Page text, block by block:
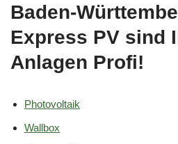
Baden-
Express PV sind
Anlagen Profi!
Photovoltaik
Wallbox